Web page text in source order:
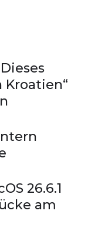
Kroatien“
26.6.1
am